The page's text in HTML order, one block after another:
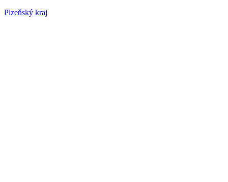
Plzeňský kraj